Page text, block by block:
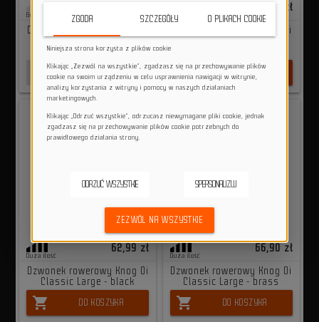
Brak na stanie
Classic Limited Edition
Small - purple
shopping_cart BRAK NA STANIE
Duża ilość
119,99 zł
Dzwonek rowerowy Knog Oi
Luxe Small - silver
shopping_cart DO KOSZYKA
Duża ilość
62,99 zł
Dzwonek rowerowy Knog Oi
Classic Large - black
shopping_cart DO KOSZYKA
Duża ilość
66,90 zł
Dzwonek rowerowy Knog Oi
Classic Large - brass
shopping_cart DO KOSZYKA
ZGODA SZCZEGÓŁY O PLIKACH COOKIE
Niniejsza strona korzysta z plików cookie
Klikając „Zezwól na wszystkie”, zgadzasz się na przechowywanie plików
cookie na swoim urządzeniu w celu usprawnienia nawigacji w witrynie,
analizy korzystania z witryny i pomocy w naszych działaniach
marketingowych.
Klikając „Odrzuć wszystkie”, odrzucasz niewymagane pliki cookie, jednak
zgadzasz się na przechowywanie plików cookie potrzebnych do
prawidłowego działania strony.
ODRZUĆ WSZYSTKIE SPERSONALIZUJ
ZEZWÓL NA WSZYSTKIE